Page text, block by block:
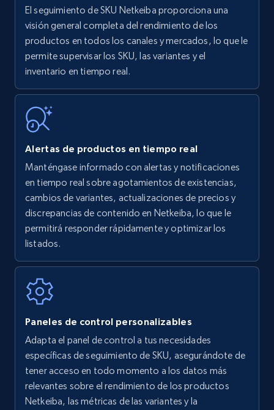
Amazon products - find products by using
upc numbers
Title, Seller name, Brand, Description, Initial
price, Currency, Availability, Reviews count, and
35.4K+
Amazon Reviews
URL, Product name, Product rating, Product
rating object, Product rating max, Rating,
Author name, Asin, and more.
Walmart - products
URL, Final price, Sku, Currency, Gtin,
Specifications, Image urls, Top reviews, and
more.
5.6K+ Comenzar ahora
El seguimiento de SKU Netkeiba proporciona una
visión general completa del rendimiento de los
productos en todos los canales y mercados, lo que le
permite supervisar los SKU, las variantes y el
inventario en tiempo real.
Alertas de productos en tiempo real
Manténgase informado con alertas y notificaciones
en tiempo real sobre agotamientos de existencias,
cambios de variantes, actualizaciones de precios y
discrepancias de contenido en Netkeiba, lo que le
permitirá responder rápidamente y optimizar los
listados.
Paneles de control personalizables
Adapta el panel de control a tus necesidades
específicas de seguimiento de SKU, asegurándote de
tener acceso en todo momento a los datos más
relevantes sobre el rendimiento de los productos
Netkeiba, las métricas de las variantes y la